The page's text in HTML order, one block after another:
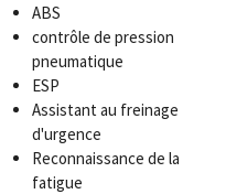
ABS
contrôle de pression
pneumatique
ESP
Assistant au freinage
d'urgence
Reconnaissance de la
fatigue